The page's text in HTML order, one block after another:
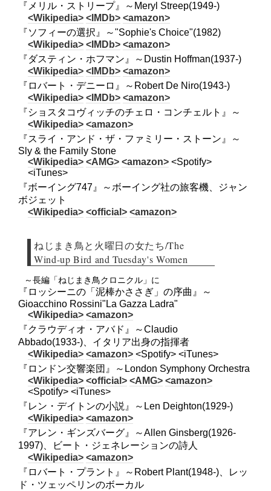
『メリル・ストリープ』～Meryl Streep(1949-)
<Wikipedia> <IMDb> <amazon>
『ソフィーの選択』～"Sophie's Choice"(1982)
<Wikipedia> <IMDb> <amazon>
『ダスティン・ホフマン』～Dustin Hoffman(1937-)
<Wikipedia> <IMDb> <amazon>
『ロバート・デニーロ』～Robert De Niro(1943-)
<Wikipedia> <IMDb> <amazon>
『ショスタコヴィッチのチェロ・コンチェルト』～
<Wikipedia> <amazon>
『スライ・アンド・ザ・ファミリー・ストーン』～
Sly & the Family Stone
<Wikipedia> <AMG> <amazon> <Spotify>
<iTunes>
『ボーイング747』～ボーイング社の旅客機、ジャン
ボジェット
<Wikipedia> <official> <amazon>
ねじまき鳥と火曜日の女たち/The
Wind-up Bird and Tuesday's Women
～長編「ねじまき鳥クロニクル」に
『ロッシーニの「泥棒かささぎ」の序曲』～
Gioacchino Rossini"La Gazza Ladra"
<Wikipedia> <amazon>
『クラウディオ・アバド』～Claudio
Abbado(1933-)、イタリア出身の指揮者
<Wikipedia> <amazon> <Spotify> <iTunes>
『ロンドン交響楽団』～London Symphony Orchestra
<Wikipedia> <official> <AMG> <amazon>
<Spotify> <iTunes>
『レン・デイトンの小説』～Len Deighton(1929-)
<Wikipedia> <amazon>
『アレン・ギンズバーグ』～Allen Ginsberg(1926-
1997)、ビート・ジェネレーションの詩人
<Wikipedia> <amazon>
『ロバート・プラント』～Robert Plant(1948-)、レッ
ド・ツェッペリンのボーカル